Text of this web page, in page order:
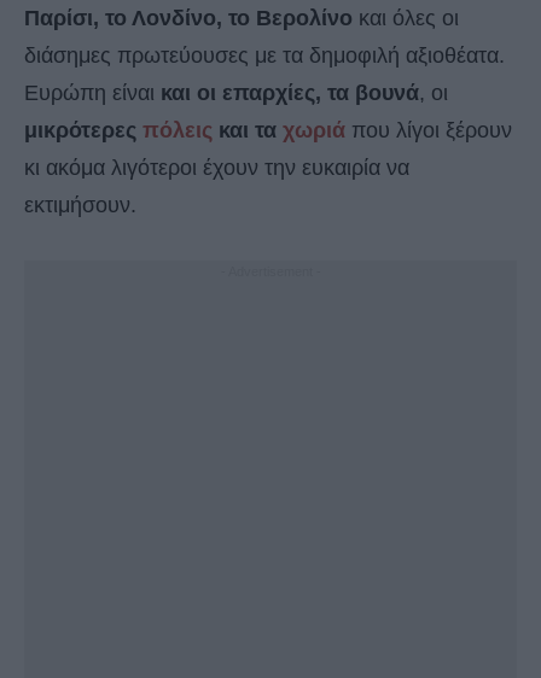
Παρίσι, το Λονδίνο, το Βερολίνο και όλες οι
διάσημες πρωτεύουσες με τα δημοφιλή αξιοθέατα.
Ευρώπη είναι και οι επαρχίες, τα βουνά, οι
μικρότερες πόλεις και τα χωριά που λίγοι ξέρουν
κι ακόμα λιγότεροι έχουν την ευκαιρία να
εκτιμήσουν.